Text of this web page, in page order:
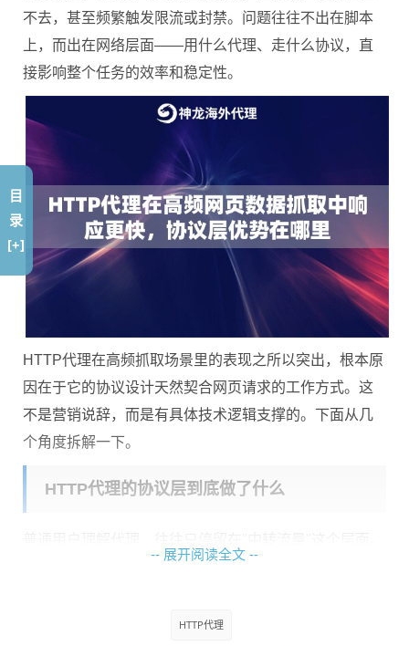
不去，甚至频繁触发限流或封禁。问题往往不出在脚本
上，而出在网络层面——用什么代理、走什么协议，直
接影响整个任务的效率和稳定性。
HTTP代理在高频抓取场景里的表现之所以突出，根本原
因在于它的协议设计天然契合网页请求的工作方式。这
不是营销说辞，而是有具体技术逻辑支撑的。下面从几
个角度拆解一下。
HTTP代理的协议层到底做了什么
状态等。这意味着代理服务器可以主动参与到请求的处
-- 展开阅读全文 --
HTTP代理
目
录
[+]